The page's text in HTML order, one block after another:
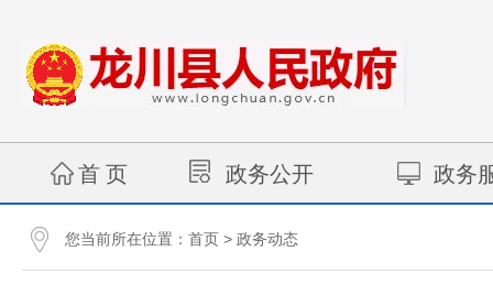
首 页 政务公开 政务
您当前所在位置： 首页 > 政务动态